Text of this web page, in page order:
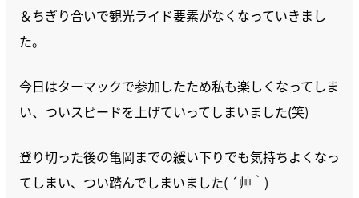
＆ちぎり合いで観光ライド要素がなくなっていきまし
た。
今日はターマックで参加したため私も楽しくなってしま
い、ついスピードを上げていってしまいました(笑)
登り切った後の亀岡までの緩い下りでも気持ちよくなっ
てしまい、つい踏んでしまいました( ´艸｀)